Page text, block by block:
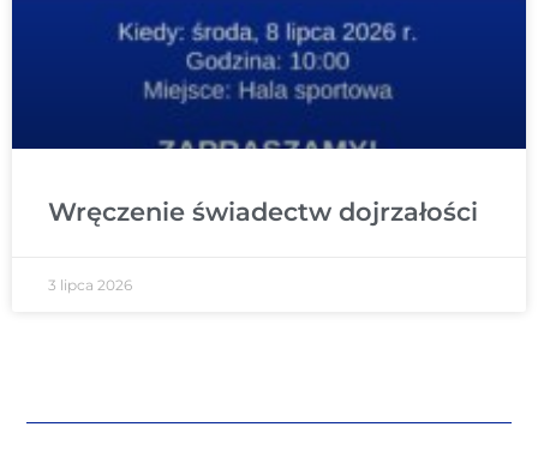
Wręczenie świadectw dojrzałości
3 lipca 2026